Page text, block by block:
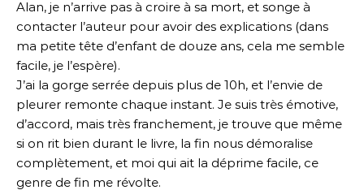
Alan, je n’arrive pas à croire à sa mort, et songe à
contacter l’auteur pour avoir des explications (dans
ma petite tête d’enfant de douze ans, cela me semble
facile, je l’espère).
J’ai la gorge serrée depuis plus de 10h, et l’envie de
pleurer remonte chaque instant. Je suis très émotive,
d’accord, mais très franchement, je trouve que même
si on rit bien durant le livre, la fin nous démoralise
complètement, et moi qui ait la déprime facile, ce
genre de fin me révolte.